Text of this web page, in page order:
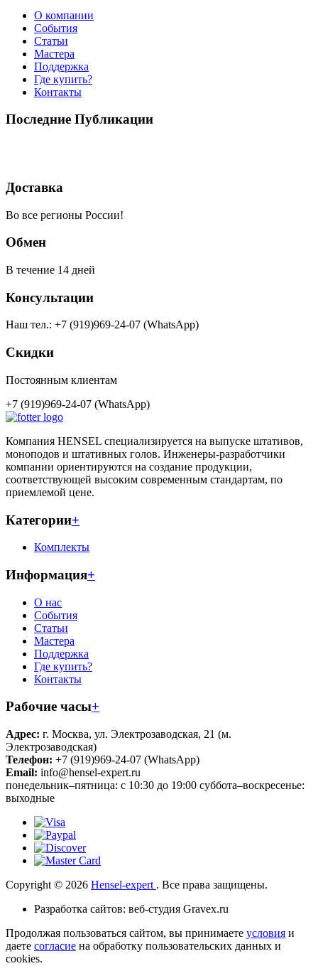
О компании
События
Статьи
Мастера
Поддержка
Где купить?
Контакты
Последние Публикации
Доставка
Во все регионы России!
Обмен
В течение 14 дней
Консультации
Наш тел.: +7 (919)969-24-07 (WhatsApp)
Скидки
Постоянным клиентам
+7 (919)969-24-07 (WhatsApp)
Компания HENSEL специализируется на выпуске штативов,
моноподов и штативных голов. Инженеры-разработчики
компании ориентируются на создание продукции,
соответствующей высоким современным стандартам, по
приемлемой цене.
Категории+
Комплекты
Информация+
О нас
События
Статьи
Мастера
Поддержка
Где купить?
Контакты
Рабочие часы+
Адрес: г. Москва, ул. Электрозаводская, 21 (м.
Электрозаводская)
Телефон: +7 (919)969-24-07 (WhatsApp)
Email: info@hensel-expert.ru
понедельник–пятница: с 10:30 до 19:00 суббота–воскресенье:
выходные
Copyright © 2026 Hensel-expert . Все права защищены.
Разработка сайтов: веб-студия Gravex.ru
Продолжая пользоваться сайтом, вы принимаете условия и
даете согласие на обработку пользовательских данных и
cookies.